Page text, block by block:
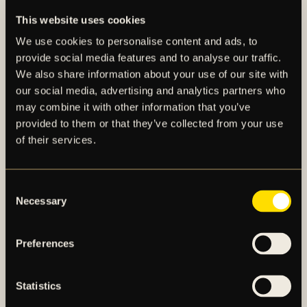
This website uses cookies
We use cookies to personalise content and ads, to
provide social media features and to analyse our traffic.
We also share information about your use of our site with
our social media, advertising and analytics partners who
may combine it with other information that you’ve
provided to them or that they’ve collected from your use
of their services.
Selection
Necessary
Preferences
Statistics
innanför staketet. Det är aldrig ok. Vänligen
respektera att all skadegörelse, inkl klistermärken,
faktureras er klubb. Vi uppmanar kraftfullt också
även alla att avstå från s.k. ”bangers”, vare sig det
gäller samling, marsch eller på arenan. Vi har
upprepat dokumenterade hörselskador samt
vilket inte är acceptabelt.
FINNS DET NÅGOT ANNAT SÄTT ATT SE
MATCHEN?